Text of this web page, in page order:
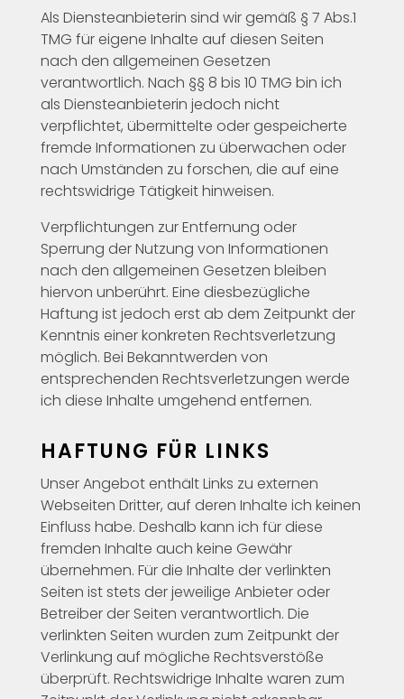
Als Diensteanbieterin sind wir gemäß § 7 Abs.1
TMG für eigene Inhalte auf diesen Seiten
nach den allgemeinen Gesetzen
verantwortlich. Nach §§ 8 bis 10 TMG bin ich
als Diensteanbieterin jedoch nicht
verpflichtet, übermittelte oder gespeicherte
fremde Informationen zu überwachen oder
nach Umständen zu forschen, die auf eine
rechtswidrige Tätigkeit hinweisen.
Verpflichtungen zur Entfernung oder
Sperrung der Nutzung von Informationen
nach den allgemeinen Gesetzen bleiben
hiervon unberührt. Eine diesbezügliche
Haftung ist jedoch erst ab dem Zeitpunkt der
Kenntnis einer konkreten Rechtsverletzung
möglich. Bei Bekanntwerden von
entsprechenden Rechtsverletzungen werde
ich diese Inhalte umgehend entfernen.
HAFTUNG FÜR LINKS
Unser Angebot enthält Links zu externen
Webseiten Dritter, auf deren Inhalte ich keinen
Einfluss habe. Deshalb kann ich für diese
fremden Inhalte auch keine Gewähr
übernehmen. Für die Inhalte der verlinkten
Seiten ist stets der jeweilige Anbieter oder
Betreiber der Seiten verantwortlich. Die
verlinkten Seiten wurden zum Zeitpunkt der
Verlinkung auf mögliche Rechtsverstöße
überprüft. Rechtswidrige Inhalte waren zum